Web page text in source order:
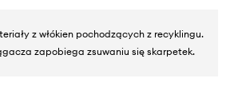
z włókien pochodzących z recyklingu.
zapobiega zsuwaniu się skarpetek.